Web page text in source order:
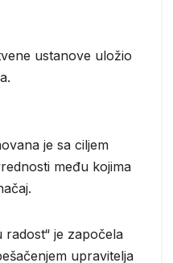
ustanove uložio
je sa ciljem
među kojima
radost“ je započela
upravitelja